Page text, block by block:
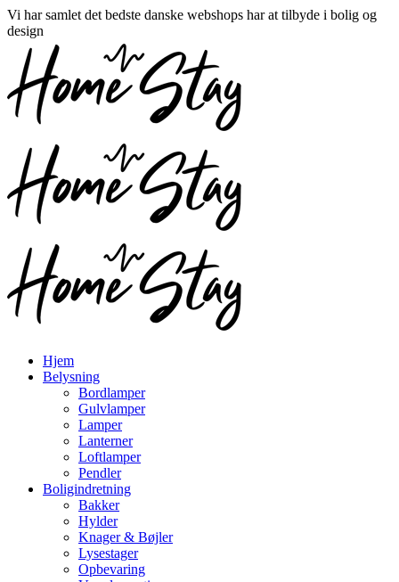
Vi har samlet det bedste danske webshops har at tilbyde i bolig og
design
Hjem
Belysning
Bordlamper
Gulvlamper
Lamper
Lanterner
Loftlamper
Pendler
Boligindretning
Bakker
Hylder
Knager & Bøjler
Lysestager
Opbevaring